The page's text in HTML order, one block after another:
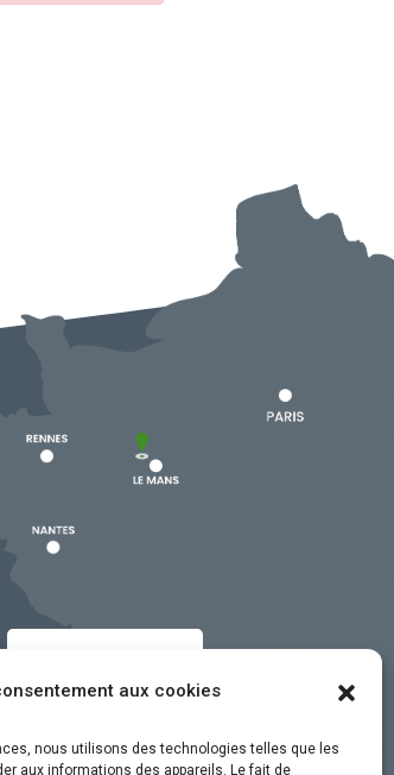
aux cookies
nous utilisons des technologies telles que les
aux informations des appareils. Le fait de